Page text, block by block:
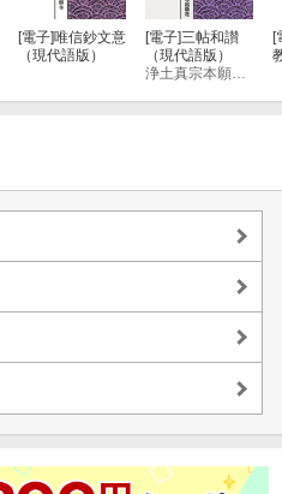
[電子]唯信鈔文意
（現代語版）
[電子]三帖和讃
（現代語版）
浄土真宗本願寺派総合研究所
[